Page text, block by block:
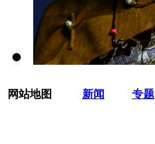
网站地图 新闻 专题